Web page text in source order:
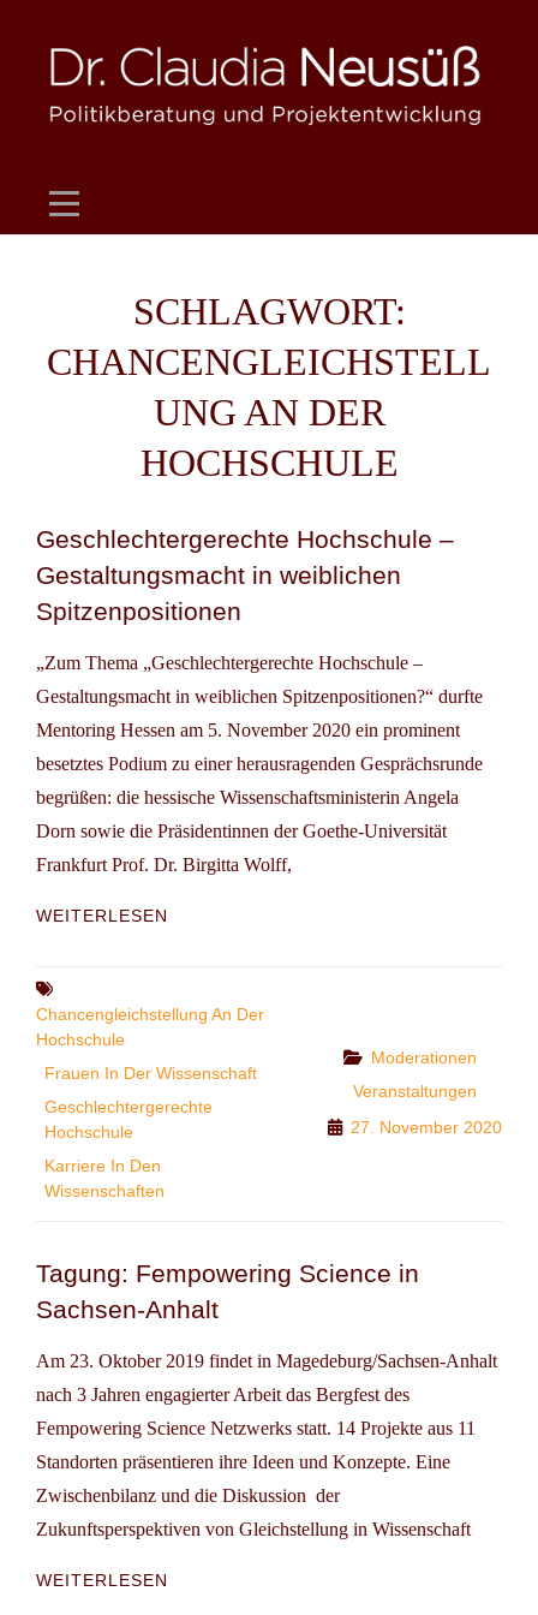
content
SCHLAGWORT:
CHANCENGLEICHSTELL
UNG AN DER
HOCHSCHULE
Geschlechtergerechte Hochschule –
Gestaltungsmacht in weiblichen
Spitzenpositionen
„Zum Thema „Geschlechtergerechte Hochschule –
Gestaltungsmacht in weiblichen Spitzenpositionen?“ durfte
Mentoring Hessen am 5. November 2020 ein prominent
besetztes Podium zu einer herausragenden Gesprächsrunde
begrüßen: die hessische Wissenschaftsministerin Angela
Dorn sowie die Präsidentinnen der Goethe-Universität
Frankfurt Prof. Dr. Birgitta Wolff,
WEITERLESEN
IN
SPITZENPOSITIONEN
Chancengleichstellung An Der
Hochschule
Frauen In Der Wissenschaft
Geschlechtergerechte
Hochschule
Karriere In Den
Wissenschaften
Categories
Moderationen
Veranstaltungen
27. November 2020
Tagung: Fempowering Science in
Sachsen-Anhalt
Am 23. Oktober 2019 findet in Magedeburg/Sachsen-Anhalt
nach 3 Jahren engagierter Arbeit das Bergfest des
Fempowering Science Netzwerks statt. 14 Projekte aus 11
Standorten präsentieren ihre Ideen und Konzepte. Eine
Zwischenbilanz und die Diskussion der
Zukunftsperspektiven von Gleichstellung in Wissenschaft
WEITERLESEN